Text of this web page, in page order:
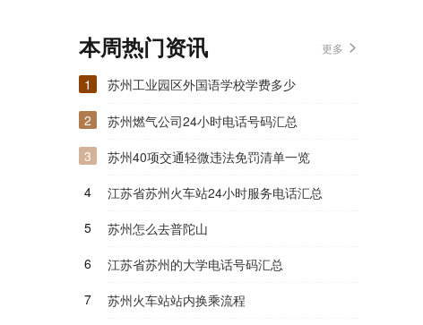
本周热门资讯 更多
1
苏州工业园区外国语学校学费多少
2
苏州燃气公司24小时电话号码汇总
3
苏州40项交通轻微违法免罚清单一览
4
江苏省苏州火车站24小时服务电话汇总
5
苏州怎么去普陀山
6
江苏省苏州的大学电话号码汇总
7
苏州火车站站内换乘流程